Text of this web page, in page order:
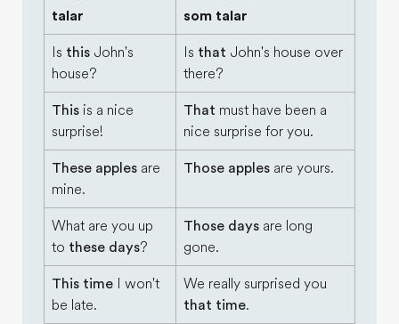
talar
som talar
Is this John's
house?
Is that John's house over
there?
This is a nice
surprise!
That must have been a
nice surprise for you.
These apples are
mine.
Those apples are yours.
What are you up
to these days?
Those days are long
gone.
This time I won't
be late.
We really surprised you
that time.